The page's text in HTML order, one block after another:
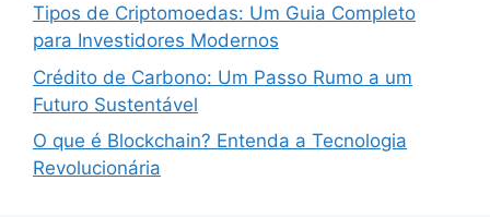
Tipos de Criptomoedas: Um Guia Completo
para Investidores Modernos
Crédito de Carbono: Um Passo Rumo a um
Futuro Sustentável
O que é Blockchain? Entenda a Tecnologia
Revolucionária